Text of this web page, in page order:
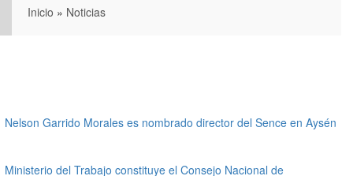
Inicio » Noticias
Nelson Garrido Morales es nombrado director del Sence en Aysén
Ministerio del Trabajo constituye el Consejo Nacional de